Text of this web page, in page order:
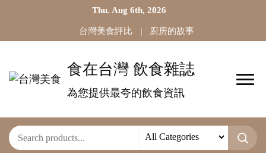
Thu. Aug 6th, 2026
台灣美食評比 廚房的故事
食在台灣 飲食雜誌
為您提供最夸的飲食資訊